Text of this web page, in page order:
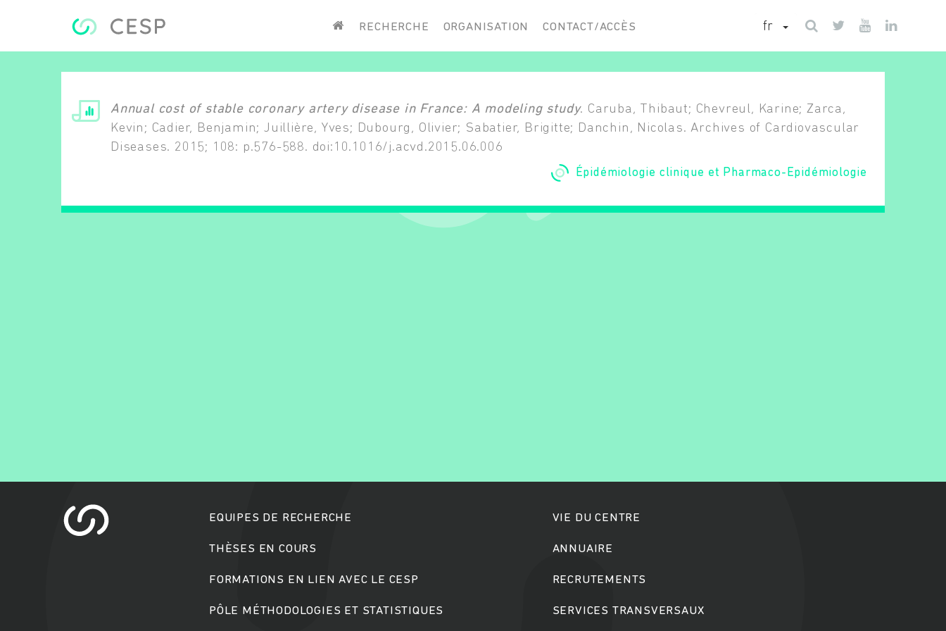
RECHERCHE ORGANISATION CONTACT/ACCÈS fr
Annual cost of stable coronary artery disease in France: A modeling study. Caruba, Thibaut; Chevreul, Karine; Zarca,
Kevin; Cadier, Benjamin; Juillière, Yves; Dubourg, Olivier; Sabatier, Brigitte; Danchin, Nicolas. Archives of Cardiovascular
Diseases. 2015; 108: p.576-588. doi:10.1016/j.acvd.2015.06.006
Épidémiologie clinique et Pharmaco-Epidémiologie
EQUIPES DE RECHERCHE
THÈSES EN COURS
FORMATIONS EN LIEN AVEC LE CESP
PÔLE MÉTHODOLOGIES ET STATISTIQUES
VIE DU CENTRE
ANNUAIRE
RECRUTEMENTS
SERVICES TRANSVERSAUX